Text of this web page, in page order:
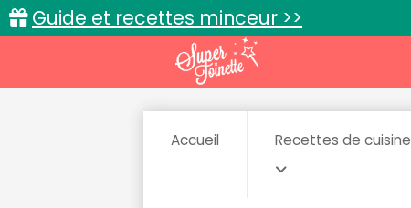
Guide et recettes minceur >>
Accueil Recettes de cuisine